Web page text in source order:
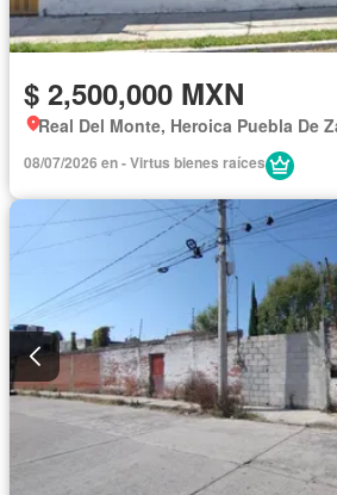
$ 2,500,000 MXN
Real Del Monte, Heroica Puebla De
08/07/2026 en - Virtus bienes raíces